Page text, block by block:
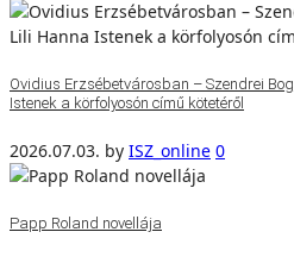
Ovidius Erzsébetvárosban – Szendrei
Istenek a körfolyosón című kötetéről
2026.07.03. by ISZ_online 0
Papp Roland novellája